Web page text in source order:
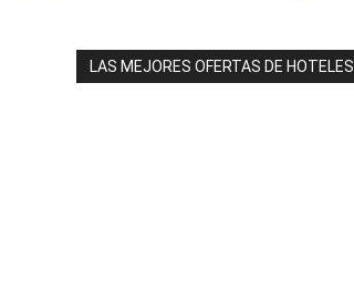
LAS MEJORES OFERTAS DE HOTELES